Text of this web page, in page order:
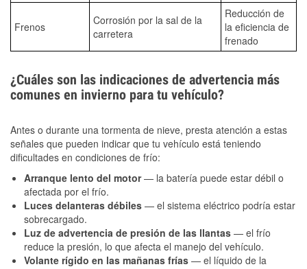
Frenos
Corrosión por la sal de la
carretera
Reducción de
la eficiencia de
frenado
¿Cuáles son las indicaciones de advertencia más
comunes en invierno para tu vehículo?
Antes o durante una tormenta de nieve, presta atención a estas
señales que pueden indicar que tu vehículo está teniendo
dificultades en condiciones de frío:
Arranque lento del motor— la batería puede estar débil o
afectada por el frío.
Luces delanteras débiles — el sistema eléctrico podría estar
sobrecargado.
Luz de advertencia de presión de las llantas — el frío
reduce la presión, lo que afecta el manejo del vehículo.
Volante rígido en las mañanas frías — el líquido de la